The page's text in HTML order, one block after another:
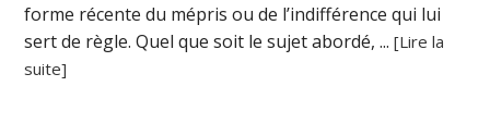
forme récente du mépris ou de l’indifférence qui lui
sert de règle. Quel que soit le sujet abordé, ...[Lire la
suite]